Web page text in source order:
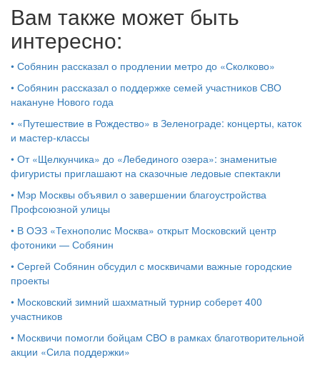
Вам также может быть
интересно:
• Собянин рассказал о продлении метро до «Сколково»
• Собянин рассказал о поддержке семей участников СВО
накануне Нового года
• «Путешествие в Рождество» в Зеленограде: концерты, каток
и мастер‑классы
• От «Щелкунчика» до «Лебединого озера»: знаменитые
фигуристы приглашают на сказочные ледовые спектакли
• Мэр Москвы объявил о завершении благоустройства
Профсоюзной улицы
• В ОЭЗ «Технополис Москва» открыт Московский центр
фотоники — Собянин
• Сергей Собянин обсудил с москвичами важные городские
проекты
• Московский зимний шахматный турнир соберет 400
участников
• Москвичи помогли бойцам СВО в рамках благотворительной
акции «Сила поддержки»